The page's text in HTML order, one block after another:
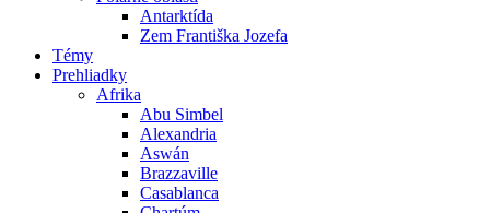
Antarktída
Zem Františka Jozefa
Témy
Prehliadky
Afrika
Abu Simbel
Alexandria
Aswán
Brazzaville
Casablanca